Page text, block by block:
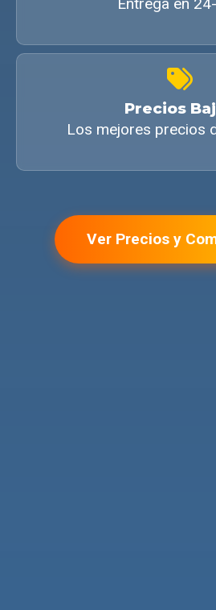
Precios
Los mejores precios
Ver Precios y